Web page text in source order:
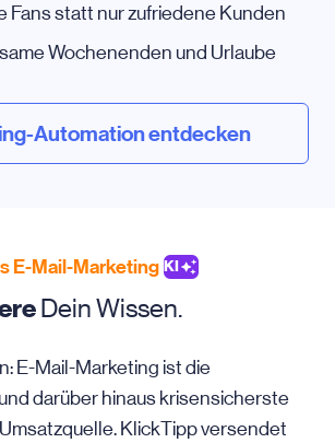
Fans statt nur zufriedene Kunden
Wochenenden und Urlaube
Automation entdecken
E-Mail-Marketing KI
Dein Wissen.
E-Mail-Marketing ist die
darüber hinaus krisensicherste
KlickTipp versendet